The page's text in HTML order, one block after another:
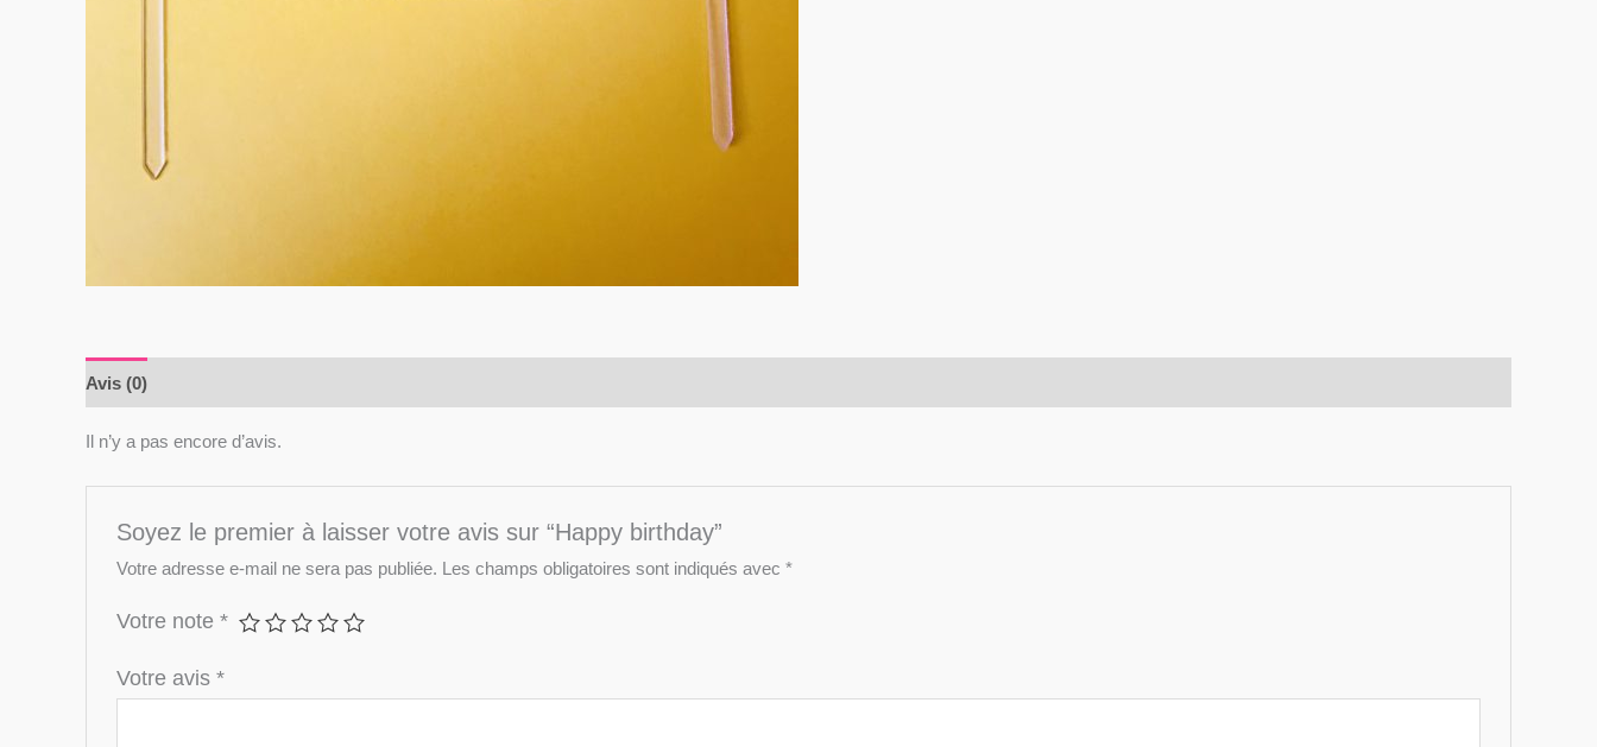
Avis (0)
Il n’y a pas encore d’avis.
Soyez le premier à laisser votre avis sur “Happy birthday”
Votre adresse e-mail ne sera pas publiée. Les champs obligatoires sont indiqués avec*
Votre note*
Votre avis*